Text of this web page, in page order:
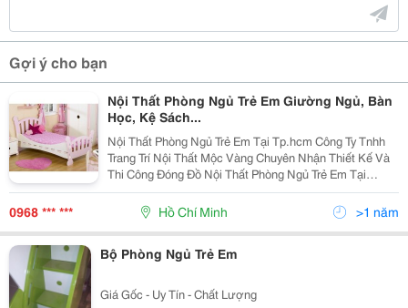
Gợi ý cho bạn
Nội Thất Phòng Ngủ Trẻ Em Giường Ngủ, Bàn
Học, Kệ Sách...
Nội Thất Phòng Ngủ Trẻ Em Tại Tp.hcm Công Ty Tnhh
Trang Trí Nội Thất Mộc Vàng Chuyên Nhận Thiết Kế Và
Thi Công Đóng Đồ Nội Thất Phòng Ngủ Trẻ Em Tại
Tp.hcm, Đóng Giường Ngủ, Bàn Học, Kệ Sách, Tủ Áo,
Kệ Trang Trí Treo Tường. Với Mong Muốn Đem Lại C
0968 *** *** Hồ Chí Minh >1 năm
Bộ Phòng Ngủ Trẻ Em
Giá Gốc - Uy Tín - Chất Lượng